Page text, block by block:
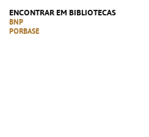
ENCONTRAR EM BIBLIOTECAS
BNP
PORBASE